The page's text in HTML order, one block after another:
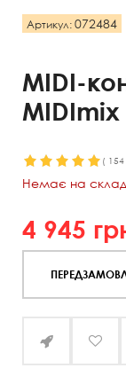
Артикул: 072484
MIDI-
( 154
Немає на
4 945